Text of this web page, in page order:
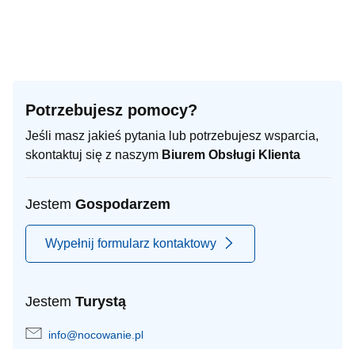
Potrzebujesz pomocy?
Jeśli masz jakieś pytania lub potrzebujesz wsparcia,
skontaktuj się z naszym Biurem Obsługi Klienta
Jestem Gospodarzem
Wypełnij formularz kontaktowy
Jestem Turystą
info@nocowanie.pl